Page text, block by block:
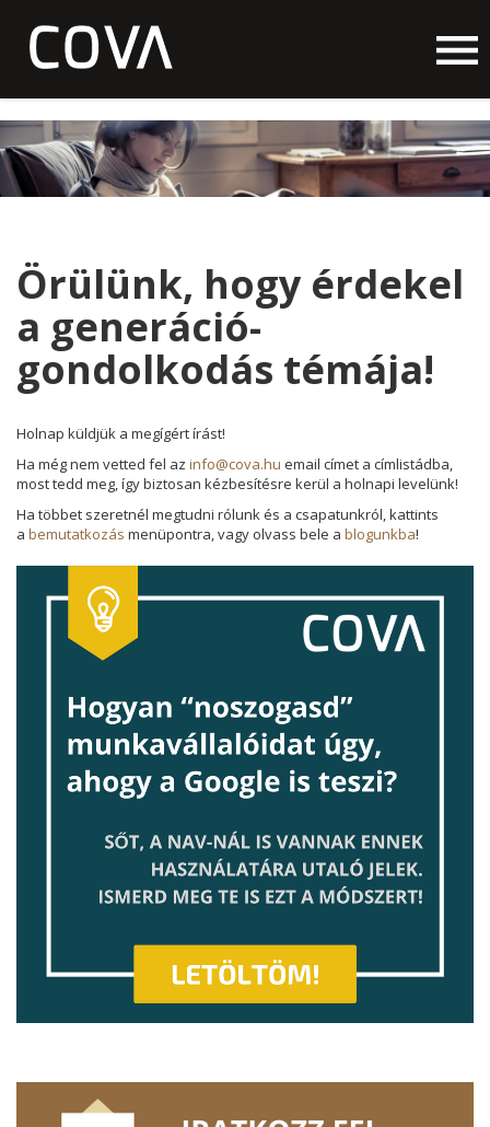
Örülünk, hogy érdekel
a generáció-
gondolkodás témája!
Holnap küldjük a megígért írást!
Ha még nem vetted fel az info@cova.hu email címet a címlistádba,
most tedd meg, így biztosan kézbesítésre kerül a holnapi levelünk!
Ha többet szeretnél megtudni rólunk és a csapatunkról, kattints
a bemutatkozás menüpontra, vagy olvass bele a blogunkba!